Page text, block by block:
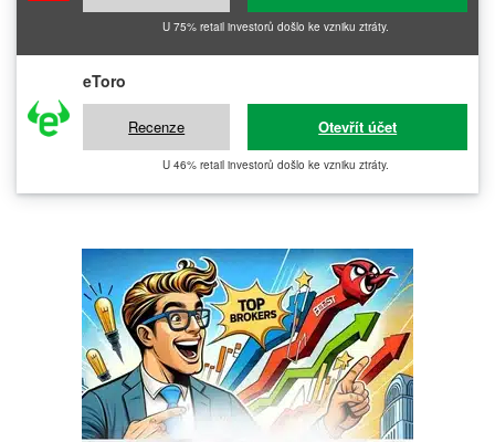
U 75% retail investorů došlo ke vzniku ztráty.
eToro
Recenze Otevřít účet
U 46% retail investorů došlo ke vzniku ztráty.